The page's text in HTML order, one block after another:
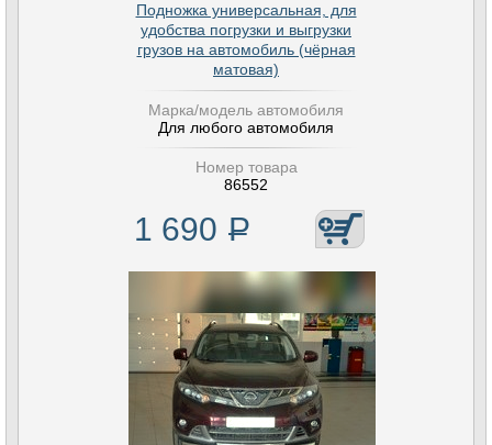
Подножка универсальная, для
удобства погрузки и выгрузки
грузов на автомобиль (чёрная
матовая)
Марка/модель автомобиля
Для любого автомобиля
Номер товара
86552
1 690 Р